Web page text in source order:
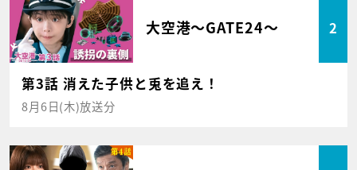
大空港～GATE24～ 2
第3話 消えた子供と兎を追え！
8月6日(木)放送分